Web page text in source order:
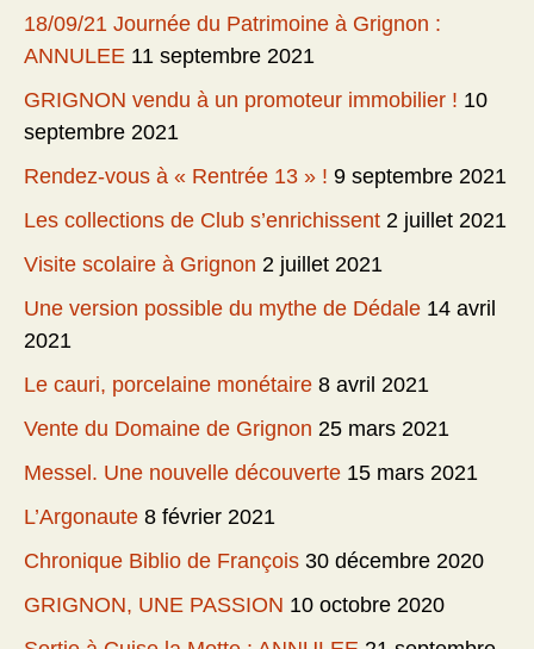
18/09/21 Journée du Patrimoine à Grignon :
ANNULEE 11 septembre 2021
GRIGNON vendu à un promoteur immobilier ! 10
septembre 2021
Rendez-vous à « Rentrée 13 » ! 9 septembre 2021
Les collections de Club s’enrichissent 2 juillet 2021
Visite scolaire à Grignon 2 juillet 2021
Une version possible du mythe de Dédale 14 avril
2021
Le cauri, porcelaine monétaire 8 avril 2021
Vente du Domaine de Grignon 25 mars 2021
Messel. Une nouvelle découverte 15 mars 2021
L’Argonaute 8 février 2021
Chronique Biblio de François 30 décembre 2020
GRIGNON, UNE PASSION 10 octobre 2020